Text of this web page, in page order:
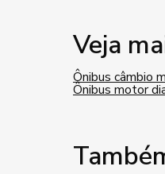
Veja
Ônibus câmbio
Ônibus motor